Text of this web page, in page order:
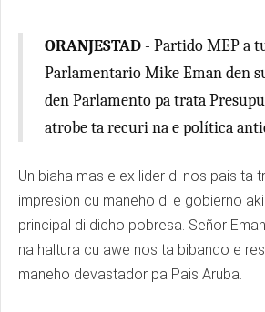
ORANJESTAD - Partido MEP a
Parlamentario Mike Eman den
den Parlamento pa trata
atrobe ta recuri na e política
Un biaha mas e ex lider di nos pais ta
impresion cu maneho di e gobierno
principal di dicho pobresa. Señor
na haltura cu awe nos ta bibando e
maneho devastador pa Pais Aruba.